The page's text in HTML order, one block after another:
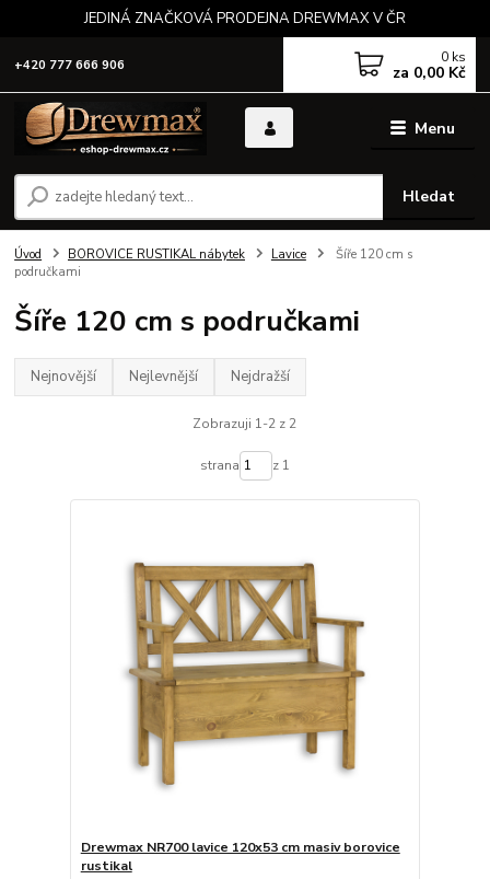
JEDINÁ ZNAČKOVÁ PRODEJNA DREWMAX V ČR
Menu
Hledat
+420 777 666 906 0 ks
za 0,00 Kč
Úvod BOROVICE RUSTIKAL nábytek Lavice
Šíře 120 cm s
područkami
Šíře 120 cm s područkami
Nejnovější Nejlevnější Nejdražší
Zobrazuji 1-2 z 2
strana z 1
Drewmax NR700 lavice 120x53 cm masiv borovice
rustikal